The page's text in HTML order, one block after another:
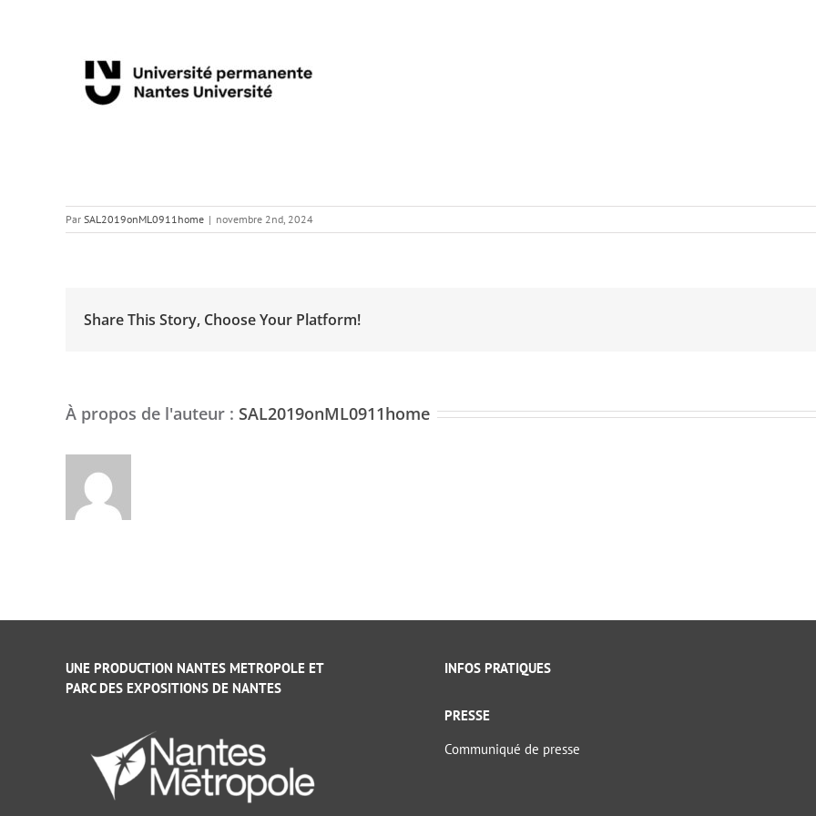
Par SAL2019onML0911home | novembre 2nd, 2024
Share This Story, Choose Your Platform!
À propos de l'auteur : SAL2019onML0911home
UNE PRODUCTION NANTES METROPOLE ET
PARC DES EXPOSITIONS DE NANTES
INFOS PRATIQUES
PRESSE
Communiqué de presse